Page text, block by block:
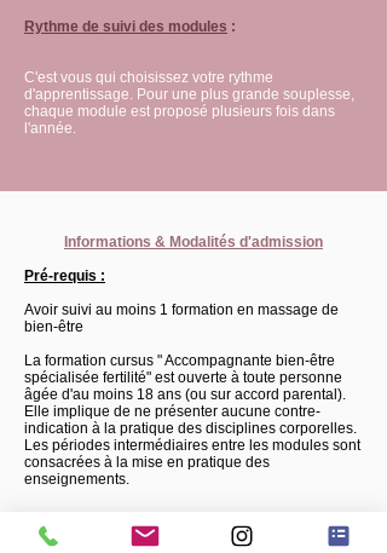
Rythme de suivi des modules :
C'est vous qui choisissez votre rythme
d'apprentissage. Pour une plus grande souplesse,
chaque module est proposé plusieurs fois dans
l'année.
Informations & Modalités d'admission
Pré-requis​ :
Avoir suivi au moins 1 formation en massage de
bien-être
La formation cursus " Accompagnante bien-être
spécialisée fertilité" est ouverte à toute personne
âgée d'au moins 18 ans (ou sur accord parental).
Elle implique de ne présenter aucune contre-
indication à la pratique des disciplines corporelles.
Les périodes intermédiaires entre les modules sont
consacrées à la mise en pratique des
enseignements.